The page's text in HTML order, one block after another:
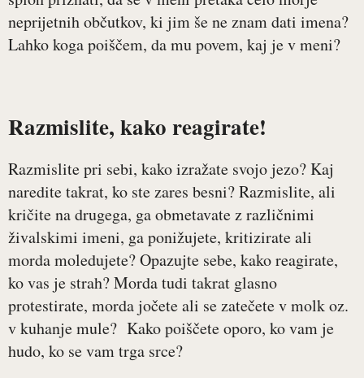
neprijetnih občutkov, ki jim še ne znam dati imena?
Lahko koga poiščem, da mu povem, kaj je v meni?
Razmislite, kako reagirate!
Razmislite pri sebi, kako izražate svojo jezo? Kaj
naredite takrat, ko ste zares besni? Razmislite, ali
kričite na drugega, ga obmetavate z različnimi
živalskimi imeni, ga ponižujete, kritizirate ali
morda moledujete? Opazujte sebe, kako reagirate,
ko vas je strah? Morda tudi takrat glasno
protestirate, morda jočete ali se zatečete v molk oz.
v kuhanje mule? Kako poiščete oporo, ko vam je
hudo, ko se vam trga srce?